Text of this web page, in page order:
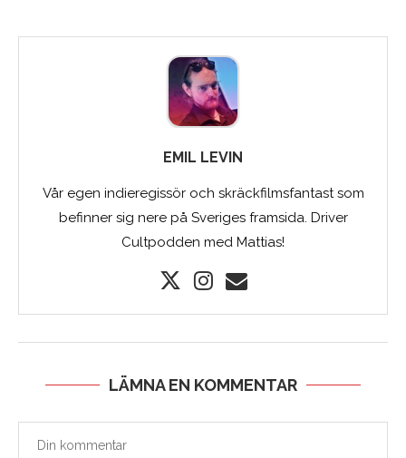
EMIL LEVIN
Vår egen indieregissör och skräckfilmsfantast som
befinner sig nere på Sveriges framsida. Driver
Cultpodden med Mattias!
LÄMNA EN KOMMENTAR